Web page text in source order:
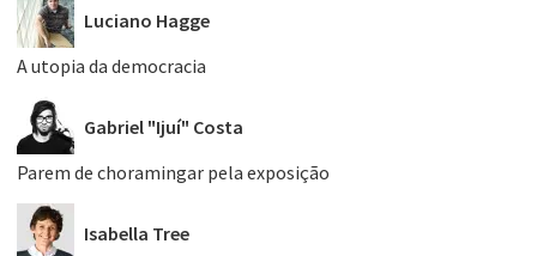
Luciano Hagge
A utopia da democracia
Gabriel "Ijuí" Costa
Parem de choramingar pela exposição
Isabella Tree